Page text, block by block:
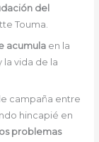
del
Touma.
acumulaen la
la vida de la
campaña entre
hincapié en
problemas